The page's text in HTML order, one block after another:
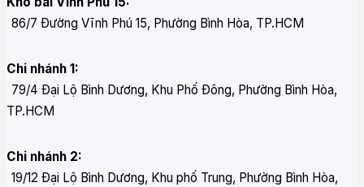
86/7 Đường Vĩnh Phú 15, Phường Bình Hòa, TP.HCM
Chi nhánh 1:
79/4 Đại Lộ Bình Dương, Khu Phố Đông, Phường Bình Hòa,
TP.HCM
Chi nhánh 2:
19/12 Đại Lộ Bình Dương, Khu phố Trung, Phường Bình Hòa,